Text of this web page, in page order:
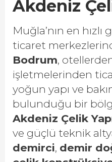
Akdeniz
Muğla’nın en
ticaret
Bodrum,
işletmelerinden
yoğun yapı ve
bulunduğu bir
Akdeniz Çelik
ve güçlü teknik
demirci, demir